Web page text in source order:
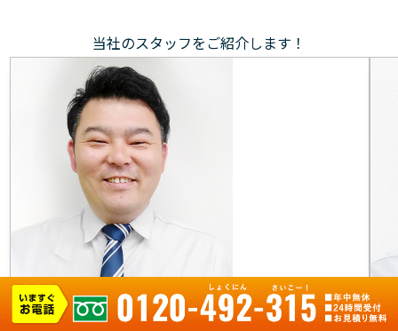
当社のスタッフをご紹介します！
村上 マネージャー